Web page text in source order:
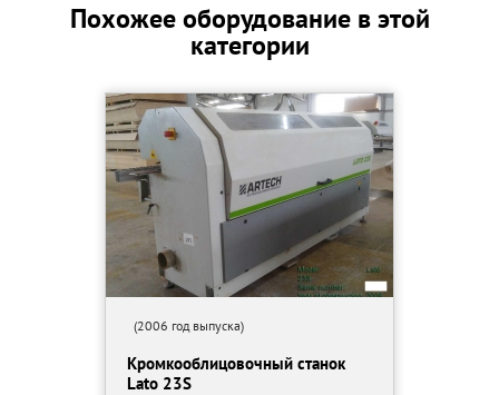
Похожее оборудование в этой
категории
(2006 год выпуска)
Кромкооблицовочный станок
Lato 23S